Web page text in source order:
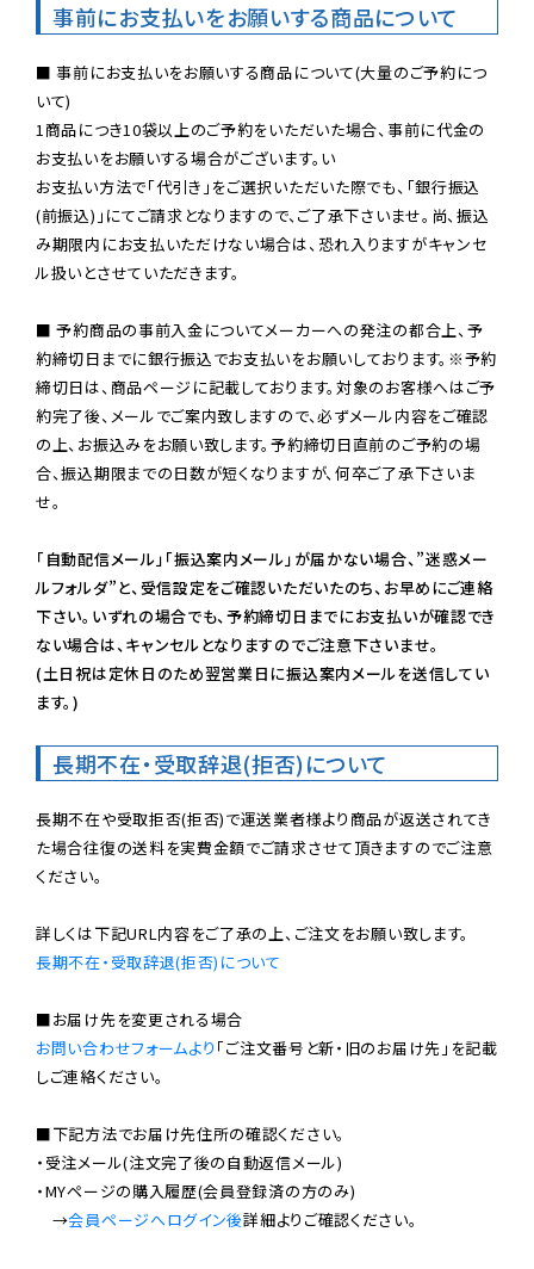
事前にお支払いをお願いする商品について
■ 事前にお支払いをお願いする商品について(大量のご予約につ
いて)
1商品につき10袋以上のご予約をいただいた場合、事前に代金の
お支払いをお願いする場合がございます。い
お支払い方法で「代引き」をご選択いただいた際でも、「銀行振込
(前振込)」にてご請求となりますので、ご了承下さいませ。尚、振込
み期限内にお支払いただけない場合は、恐れ入りますがキャンセ
ル扱いとさせていただきます。
■ 予約商品の事前入金についてメーカーへの発注の都合上、予
約締切日までに銀行振込でお支払いをお願いしております。※予約
締切日は、商品ページに記載しております。対象のお客様へはご予
約完了後、メールでご案内致しますので、必ずメール内容をご確認
の上、お振込みをお願い致します。予約締切日直前のご予約の場
合、振込期限までの日数が短くなりますが、何卒ご了承下さいま
せ。
「自動配信メール」「振込案内メール」が届かない場合、”迷惑メー
ルフォルダ”と、受信設定をご確認いただいたのち、お早めにご連絡
下さい。いずれの場合でも、予約締切日までにお支払いが確認でき
ない場合は、キャンセルとなりますのでご注意下さいませ。
(土日祝は定休日のため翌営業日に振込案内メールを送信してい
ます。)
長期不在・受取辞退(拒否)について
長期不在や受取拒否(拒否)で運送業者様より商品が返送されてき
た場合往復の送料を実費金額でご請求させて頂きますのでご注意
ください。
長期不在・受取辞退(拒否)について
お問い合わせフォームより 「ご注文番号と新・旧のお届け先」を記載
しご連絡ください。
■下記方法でお届け先住所の確認ください。
・受注メール(注文完了後の自動返信メール)
・MYページの購入履歴(会員登録済の方のみ)
→会員ページへログイン後詳細よりご確認ください。